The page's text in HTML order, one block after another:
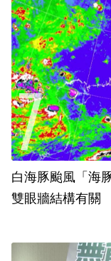
白海豚颱風「海
雙眼牆結構有關